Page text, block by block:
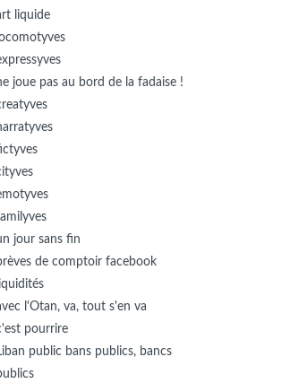
liquide
joue pas au bord de la fadaise !
jour sans fin
de comptoir facebook
liquidités
l'Otan, va, tout s'en va
pourrire
public bans publics, bancs